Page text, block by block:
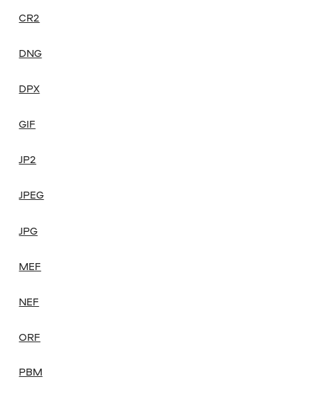
CR2
DNG
DPX
GIF
JP2
JPEG
JPG
MEF
NEF
ORF
PBM